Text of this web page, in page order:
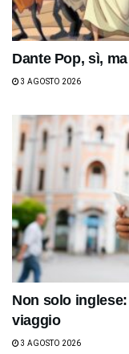
Dante Pop, sì,
3 AGOSTO 2026
Non solo
viaggio
3 AGOSTO 2026